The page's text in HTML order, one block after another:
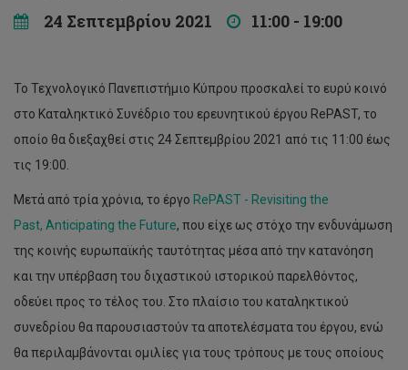
24 Σεπτεμβρίου 2021
11:00 - 19:00
Το Τεχνολογικό Πανεπιστήμιο Κύπρου προσκαλεί το ευρύ κοινό
στο Καταληκτικό Συνέδριο του ερευνητικού έργου RePAST, το
οποίο θα διεξαχθεί στις 24 Σεπτεμβρίου 2021 από τις 11:00 έως
τις 19:00.
Μετά από τρία χρόνια, το έργο RePAST - Revisiting the
Past, Anticipating the Future, που είχε ως στόχο την ενδυνάμωση
της κοινής ευρωπαϊκής ταυτότητας μέσα από την κατανόηση
και την υπέρβαση του διχαστικού ιστορικού παρελθόντος,
οδεύει προς το τέλος του. Στο πλαίσιο του καταληκτικού
συνεδρίου θα παρουσιαστούν τα αποτελέσματα του έργου, ενώ
θα περιλαμβάνονται ομιλίες για τους τρόπους με τους οποίους